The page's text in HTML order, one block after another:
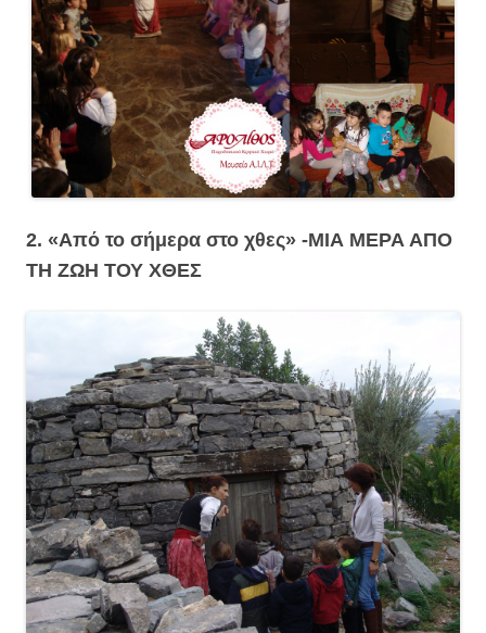
2. «Από το σήμερα στο χθες» -ΜΙΑ ΜΕΡΑ ΑΠΟ
ΤΗ ΖΩΗ ΤΟΥ ΧΘΕΣ